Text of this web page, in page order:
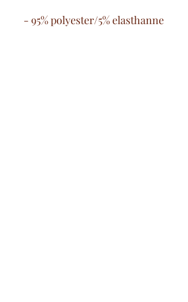
- 95% polyester/5% elasthanne